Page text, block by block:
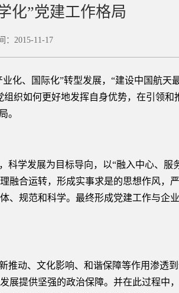
化”党建工作格局
2015-11-17
化、国际化”转型发展，“建设中国航天
织如何更好地发挥自身优势，在引领和
。
学发展为目标导向，以“融入中心、服
融合运转，形成实事求是的思想作风，
、规范和科学。最终形成党建工作与企
动、文化影响、和谐保障等作用渗透
展提供坚强的政治保障。并在此过程中